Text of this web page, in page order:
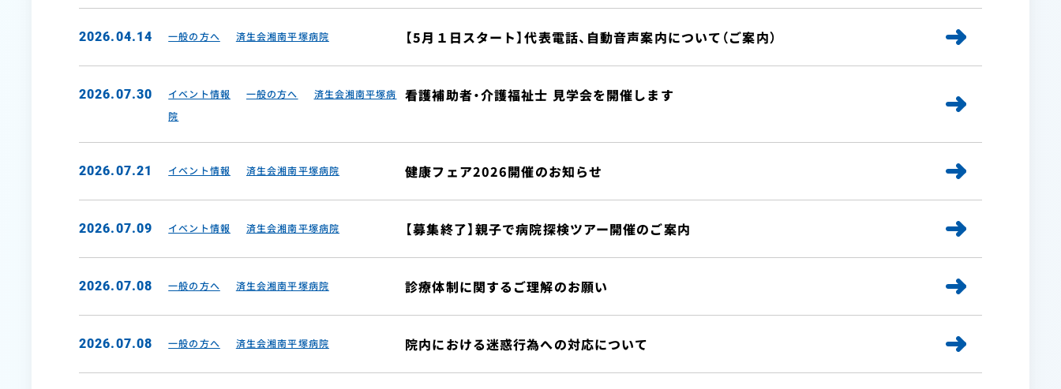
2026.04.14 一般の方へ 済生会湘南平塚病院 【5月１日スタート】代表電話、自動音声案内について（ご案内）
2026.07.30 イベント情報 一般の方へ
済生会湘南平塚病
院
看護補助者・介護福祉士 見学会を開催します
2026.07.21 イベント情報 済生会湘南平塚病院 健康フェア2026開催のお知らせ
2026.07.09 イベント情報 済生会湘南平塚病院 【募集終了】親子で病院探検ツアー開催のご案内
2026.07.08 一般の方へ 済生会湘南平塚病院 診療体制に関するご理解のお願い
2026.07.08 一般の方へ 済生会湘南平塚病院 院内における迷惑行為への対応について